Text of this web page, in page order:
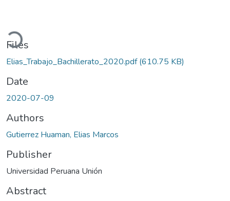
Files
Elias_Trabajo_Bachillerato_2020.pdf(610.75 KB)
Date
2020-07-09
Authors
Gutierrez Huaman, Elias Marcos
Publisher
Universidad Peruana Unión
Abstract